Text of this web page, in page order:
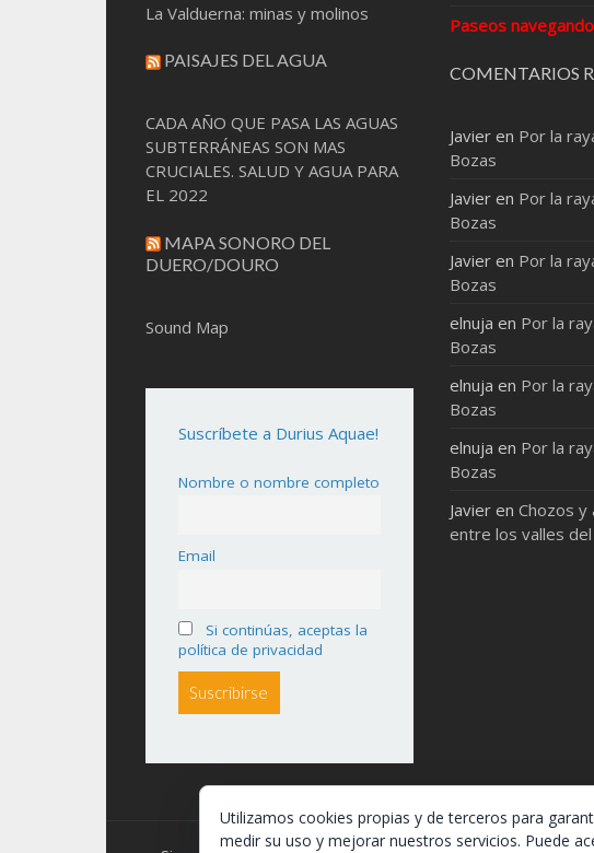
La Valduerna: minas y molinos
PAISAJES DEL AGUA
CADA AÑO QUE PASA LAS AGUAS
SUBTERRÁNEAS SON MAS
CRUCIALES. SALUD Y AGUA PARA
EL 2022
MAPA SONORO DEL
DUERO/DOURO
Sound Map
Suscríbete a Durius Aquae!
Nombre o nombre completo
Email
Si continúas, aceptas la
política de privacidad
Paseos navegando
COMENTARIOS
Javier en Por la
Bozas
Javier en Por la
Bozas
Javier en Por la
Bozas
elnuja en Por la
Bozas
elnuja en Por la
Bozas
elnuja en Por la
Bozas
Javier enChozos y
entre los valles
Utilizamos cookies propias y de terceros para
medir su uso y mejorar nuestros servicios. Puede